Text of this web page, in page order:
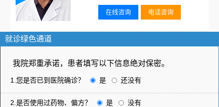
在线咨询 电话咨询
就诊绿色通道
我院郑重承诺，患者填写以下信息绝对保密。
1.您是否已到医院确诊？ 是 还没有
2.是否使用过药物、偏方？ 是 没有